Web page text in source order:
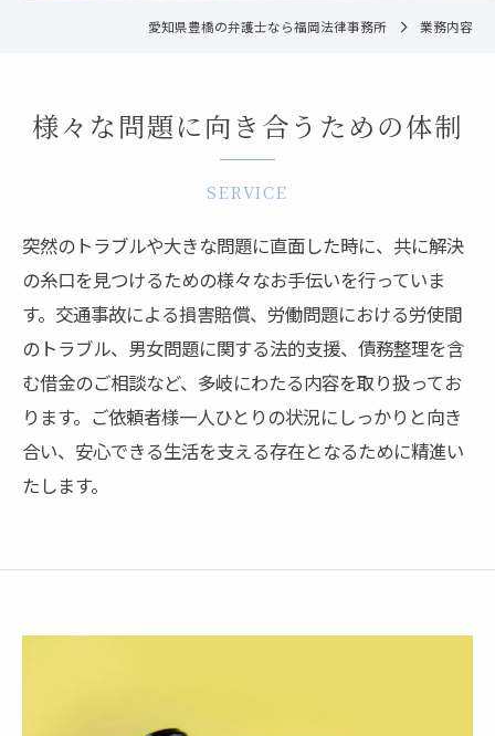
愛知県豊橋の弁護士なら福岡法律事務所 業務内容
様々な問題に向き合うための体制
SERVICE
突然のトラブルや大きな問題に直面した時に、共に解決
の糸口を見つけるための様々なお手伝いを行っていま
す。交通事故による損害賠償、労働問題における労使間
のトラブル、男女問題に関する法的支援、債務整理を含
む借金のご相談など、多岐にわたる内容を取り扱ってお
ります。ご依頼者様一人ひとりの状況にしっかりと向き
合い、安心できる生活を支える存在となるために精進い
たします。